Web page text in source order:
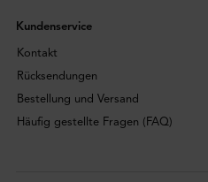
Kundenservice
Kontakt
Rücksendungen
Bestellung und Versand
Häufig gestellte Fragen (FAQ)